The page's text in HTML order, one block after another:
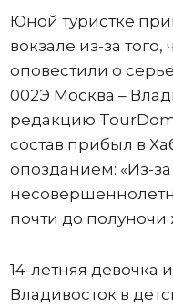
Юной туристке
вокзале из-за
оповестили о
002Э Москва –
редакцию
состав прибыл в
опозданием: «Из-
почти до полуночи
14-летняя девочка
Владивосток в